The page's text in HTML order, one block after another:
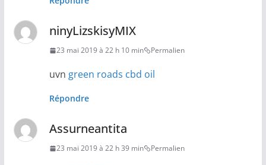
ninyLizskisyMIX
23 mai 2019 à 22 h 10 min Permalien
uvn green roads cbd oil
Répondre
Assurneantita
23 mai 2019 à 22 h 39 min Permalien